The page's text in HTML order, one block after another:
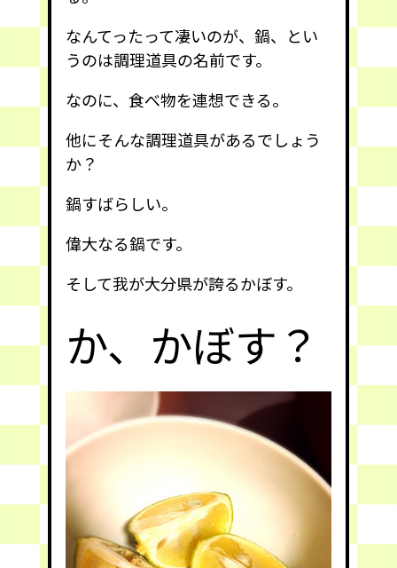
なんてったって凄いのが、鍋、とい
うのは調理道具の名前です。
なのに、食べ物を連想できる。
他にそんな調理道具があるでしょう
か？
鍋すばらしい。
偉大なる鍋です。
そして我が大分県が誇るかぼす。
か、かぼす？